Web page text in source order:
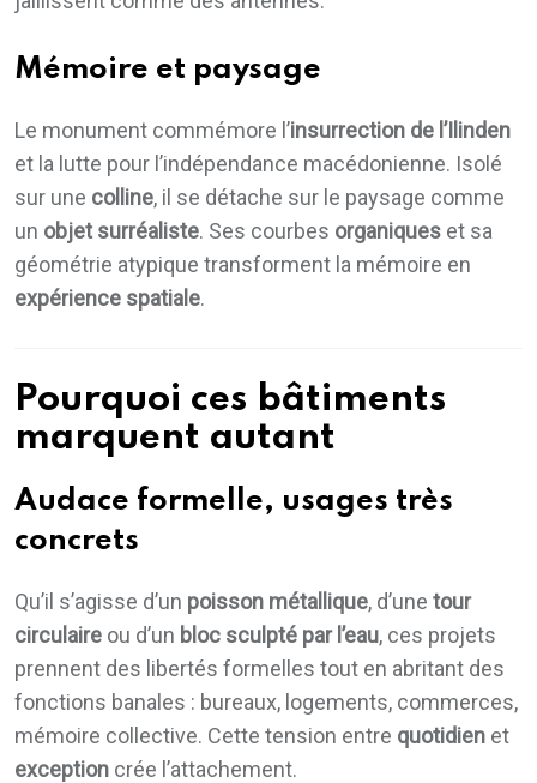
Mémoire et paysage
Le monument commémore l’insurrection de l’Ilinden
et la lutte pour l’indépendance macédonienne. Isolé
sur une colline, il se détache sur le paysage comme
un objet surréaliste. Ses courbes organiques et sa
géométrie atypique transforment la mémoire en
expérience spatiale.
Pourquoi ces bâtiments
marquent autant
Audace formelle, usages très
concrets
Qu’il s’agisse d’un poisson métallique, d’une tour
circulaire ou d’un bloc sculpté par l’eau, ces projets
prennent des libertés formelles tout en abritant des
fonctions banales : bureaux, logements, commerces,
mémoire collective. Cette tension entre quotidien et
exception crée l’attachement.